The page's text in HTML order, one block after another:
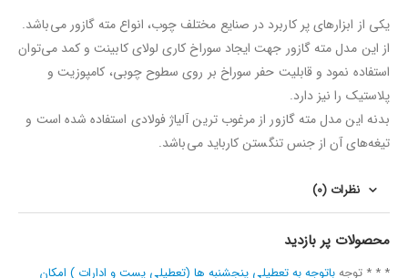
یکی از ابزارهای پر کاربرد در صنایع مختلف چوب، انواع مته گازور می‌باشد.
از این مدل مته گازور جهت ایجاد سوراخ کاری لولای کابینت و کمد می‌توان
استفاده نمود و قابلیت حفر سوراخ بر روی سطوح چوبی، کامپوزیت و
پلاستیک را نیز دارد.
بدنه این مدل مته گازور از مرغوب ترین آلیاژ فولادی استفاده شده است و
تیغه‌های آن از جنس تنگستن کارباید می‌باشد.
نظرات (0)
محصولات پر بازدید
* * * توجهباتوجه به تعطیلی پنجشنبه ها (تعطیلی پست و ادارات ) امکان